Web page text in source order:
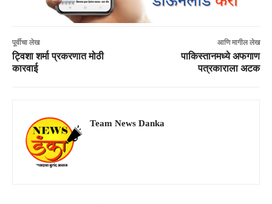
पूर्वीचा लेख
ट्विशा शर्मा प्रकरणात मोठी
कारवाई
आणि मागील लेख
पाकिस्तानमध्ये अफगाण
पत्रकाराला अटक
Team News Danka